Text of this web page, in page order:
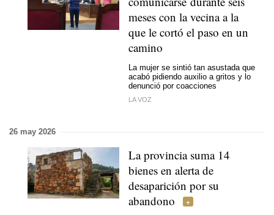
meses con la vecina a la
que le cortó el paso en un
camino
La mujer se sintió tan asustada que
acabó pidiendo auxilio a gritos y lo
denunció por coacciones
LA VOZ
26 may 2026
La provincia suma 14
bienes en alerta de
desaparición por su
abandono